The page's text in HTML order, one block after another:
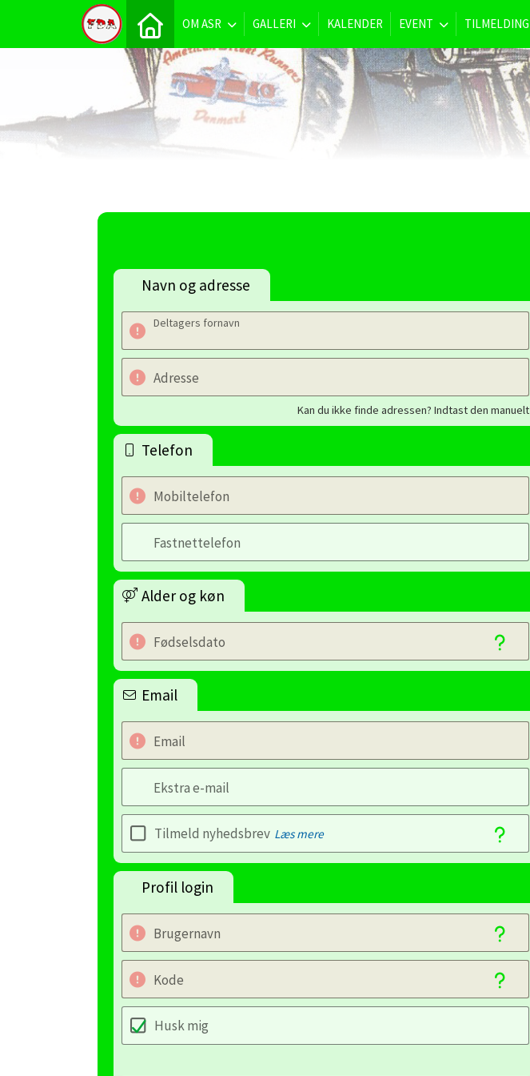
OM ASR GALLERI KALENDER EVENT TILMELDING
Navn og adresse
Deltagers fornavn
Adresse
Kan du ikke finde adressen? Indtast den manuelt
Telefon
Mobiltelefon
Fastnettelefon
Alder og køn
Fødselsdato
Email
Email
Ekstra e-mail
Tilmeld nyhedsbrev Læs mere
Profil login
Brugernavn
Kode
Husk mig